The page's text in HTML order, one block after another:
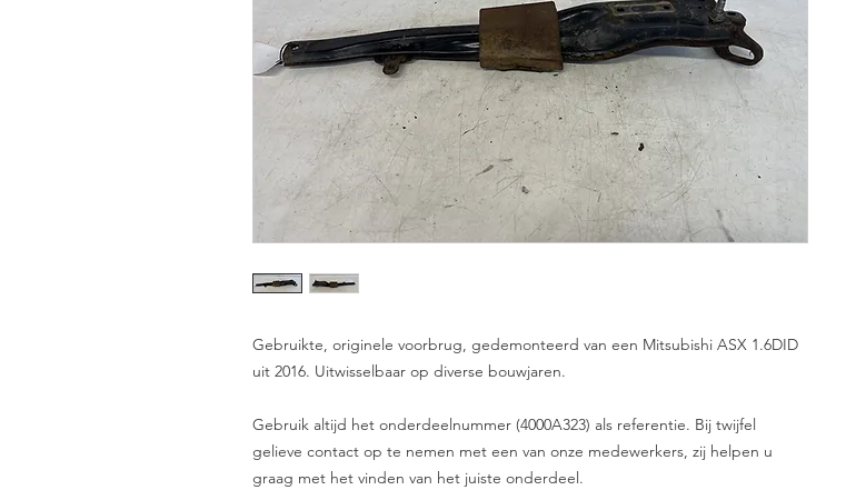
Gebruikte, originele voorbrug, gedemonteerd van een Mitsubishi ASX 1.6DID
uit 2016. Uitwisselbaar op diverse bouwjaren.
Gebruik altijd het onderdeelnummer (4000A323) als referentie. Bij twijfel
gelieve contact op te nemen met een van onze medewerkers, zij helpen u
graag met het vinden van het juiste onderdeel.